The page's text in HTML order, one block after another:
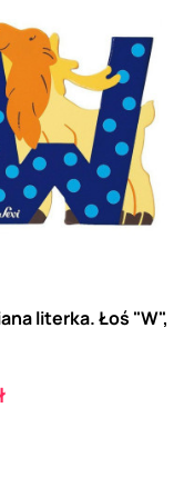
literka. Łoś "W",